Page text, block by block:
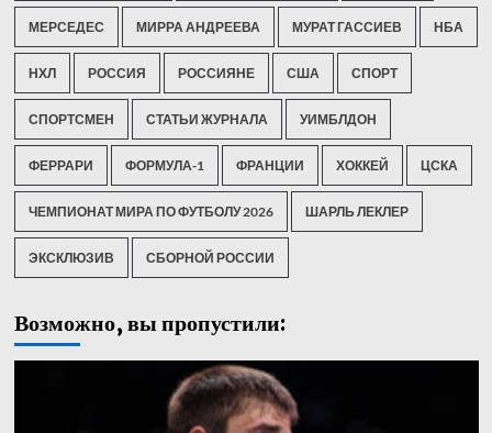
МЕРСЕДЕС МИРРА АНДРЕЕВА МУРАТ ГАССИЕВ НБА
НХЛ РОССИЯ РОССИЯНЕ США СПОРТ
СПОРТСМЕН СТАТЬИ ЖУРНАЛА УИМБЛДОН
ФЕРРАРИ ФОРМУЛА-1 ФРАНЦИИ ХОККЕЙ ЦСКА
ЧЕМПИОНАТ МИРА ПО ФУТБОЛУ 2026 ШАРЛЬ ЛЕКЛЕР
ЭКСКЛЮЗИВ СБОРНОЙ РОССИИ
Возможно, вы пропустили: